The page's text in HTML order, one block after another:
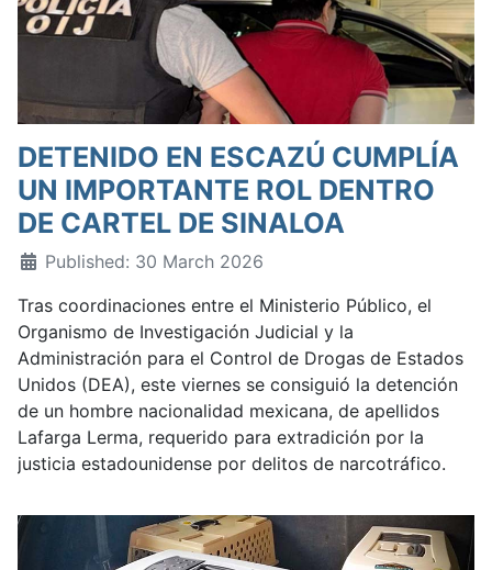
DETENIDO EN ESCAZÚ CUMPLÍA
UN IMPORTANTE ROL DENTRO
DE CARTEL DE SINALOA
Published: 30 March 2026
Tras coordinaciones entre el Ministerio Público, el
Organismo de Investigación Judicial y la
Administración para el Control de Drogas de Estados
Unidos (DEA), este viernes se consiguió la detención
de un hombre nacionalidad mexicana, de apellidos
Lafarga Lerma, requerido para extradición por la
justicia estadounidense por delitos de narcotráfico.